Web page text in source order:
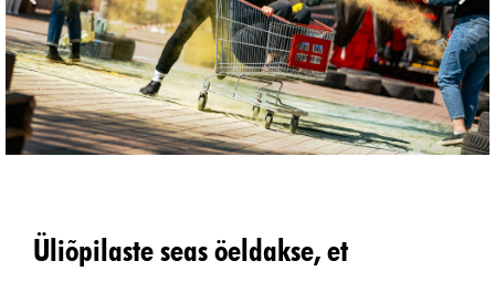
Üliõpilaste seas öeldakse, et